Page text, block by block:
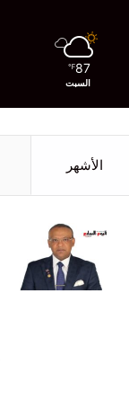
87
℉
السبت
الأشهر